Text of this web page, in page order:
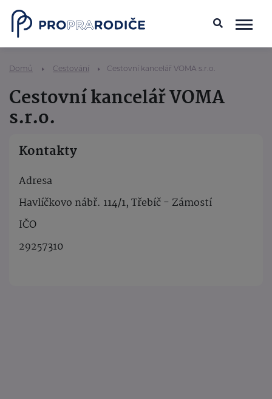
Domů Cestování Cestovní kancelář VOMA s.r.o.
Cestovní kancelář VOMA
s.r.o.
Kontakty
Adresa
Havlíčkovo nábř. 114/1, Třebíč - Zámostí
IČO
29257310